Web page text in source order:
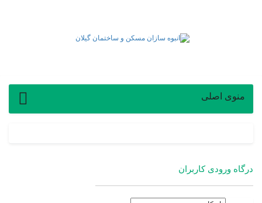
منوی اصلی
درگاه ورودی کاربران